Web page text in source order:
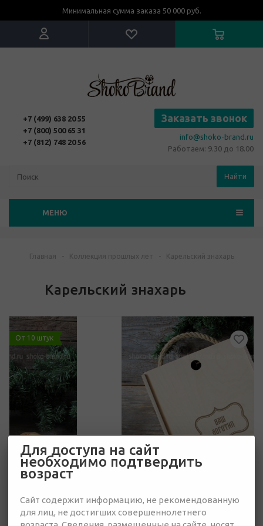
Минимальная сумма заказа 50 000 руб.
+7 (499) 638 20 55
+7 (800) 500 65 31
+7 (812) 748 20 56
Заказать звонок
info@shoko-brand.ru
Работаем: 9.30 до 18.00
Найти
МЕНЮ
Главная - Коллекция прошлых лет - Карельский знахарь
Карельский знахарь
От 10 штук
Для доступа на сайт
необходимо подтвердить
возраст
Сайт содержит информацию, не рекомендованную
для лиц, не достигших совершеннолетнего